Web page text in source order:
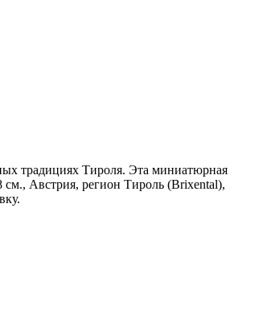
традициях Тироля. Эта миниатюрная
Австрия, регион Тироль (Brixental),